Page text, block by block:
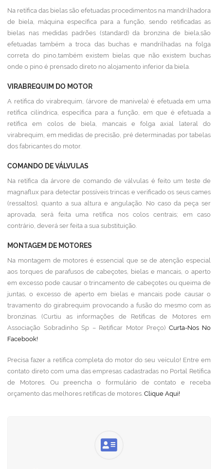
Na retífica das bielas são efetuadas procedimentos na mandrilhadora
de biela, máquina específica para a função, sendo retificadas as
bielas nas medidas padrões (standard) da bronzina de biela,são
efetuadas também a troca das buchas e mandrilhadas na folga
correta do pino,também existem bielas que não existem buchas
onde o pino é prensado direto no alojamento inferior da biela.
VIRABREQUIM DO MOTOR
A retífica do virabrequim, (árvore de manivela) é efetuada em uma
retífica cilíndrica, específica para a função, em que é efetuada a
retífica em colos de biela, mancais e folga axial lateral do
virabrequim, em medidas de precisão, pré determinadas por tabelas
dos fabricantes do motor.
COMANDO DE VÁLVULAS
Na retífica da árvore de comando de válvulas é feito um teste de
magnaflux para detectar possíveis trincas e verificado os seus cames
(ressaltos), quanto a sua altura e angulação. No caso da peça ser
aprovada, será feita uma retífica nos colos centrais; em caso
contrário, deverá ser feita a sua substituição.
MONTAGEM DE MOTORES
Na montagem de motores é essencial que se de atenção especial
aos torques de parafusos de cabeçotes, bielas e mancais, o aperto
em excesso pode causar o trincamento de cabeçotes ou queima de
juntas, o excesso de aperto em bielas e mancais pode causar o
travamento do girabrequim provocando a fusão do mesmo com as
bronzinas. (Curtiu as informações de Retíficas de Motores em
Associação Sobradinho Sp – Retificar Motor Preço) Curta-Nos No
Facebook!
Precisa fazer a retífica completa do motor do seu veículo! Entre em
contato direto com uma das empresas cadastradas no Portal Retífica
de Motores. Ou preencha o formulário de contato e receba
orçamento das melhores retíficas de motores. Clique Aqui!